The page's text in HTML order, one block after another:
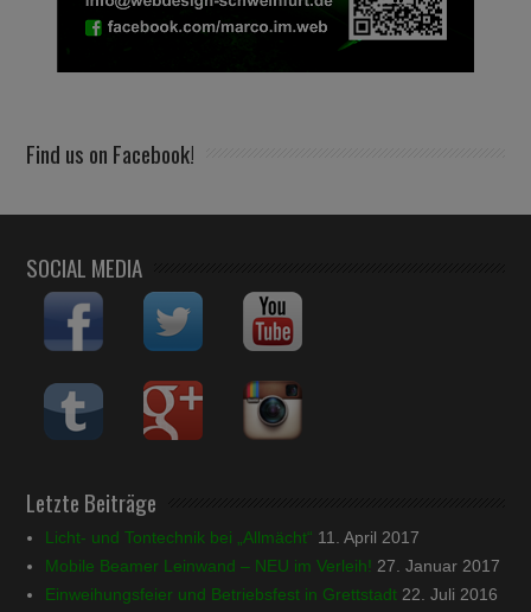
Find us on Facebook!
SOCIAL MEDIA
Letzte Beiträge
Licht- und Tontechnik bei „Allmächt“ 11. April 2017
Mobile Beamer Leinwand – NEU im Verleih! 27. Januar 2017
Einweihungsfeier und Betriebsfest in Grettstadt 22. Juli 2016